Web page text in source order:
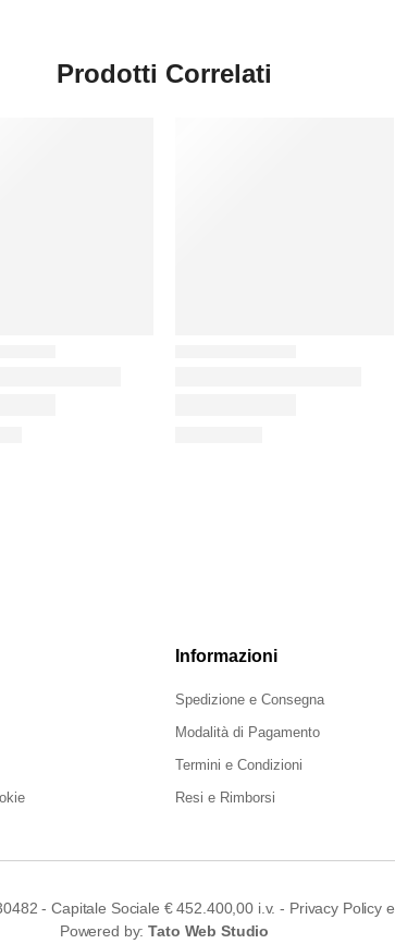
Prodotti Correlati
Informazioni
Spedizione e Consegna
Modalità di Pagamento
Termini e Condizioni
Resi e Rimborsi
- Capitale Sociale € 452.400,00 i.v. - Privacy Policye
Powered by: Tato Web Studio